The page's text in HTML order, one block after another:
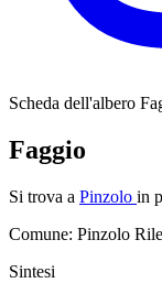
Scheda dell'albero
Faggio
Si trova a Pinzolo in
Comune: Pinzolo
Sintesi